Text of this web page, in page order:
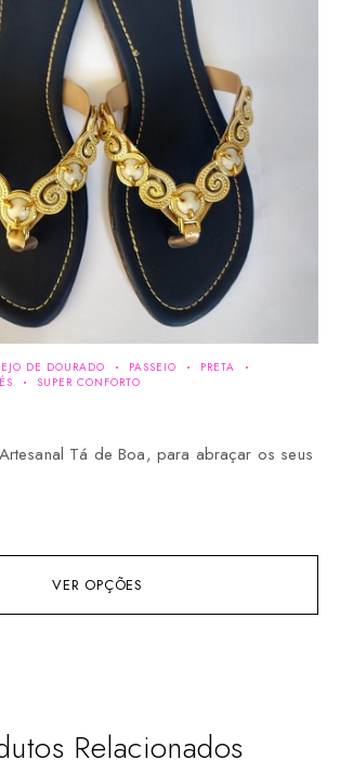
VER OPÇÕES
DE DOURADO PASSEIO
PRETA
SUPER CONFORTO
Tá de Boa, para abraçar os seus
Relacionados